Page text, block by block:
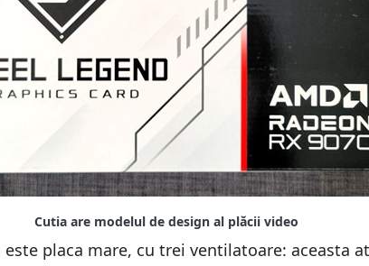
placa mare, cu trei ventilatoare: aceasta